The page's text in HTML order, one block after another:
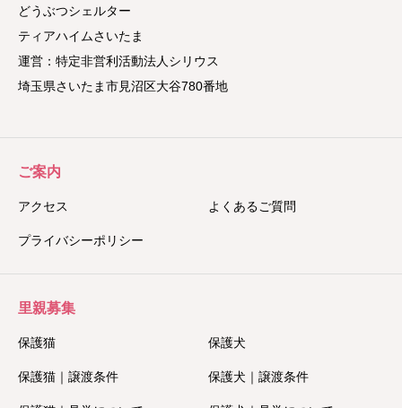
どうぶつシェルター
ティアハイムさいたま
運営：特定非営利活動法人シリウス
埼玉県さいたま市見沼区大谷780番地
ご案内
アクセス よくあるご質問
プライバシーポリシー
里親募集
保護猫 保護犬
保護猫｜譲渡条件 保護犬｜譲渡条件